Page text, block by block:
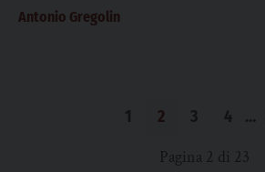
Antonio Gregolin
1 2 3 4 …
Pagina 2 di 23